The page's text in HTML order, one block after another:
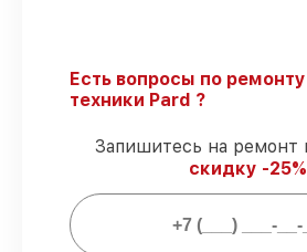
Официальная гарантия
ремонтные услуги и
защищены сервисной
Мы гарантируем:
Есть вопросы по ремонту
техники Pard ?
Запишитесь на ремонт
скидку -25%